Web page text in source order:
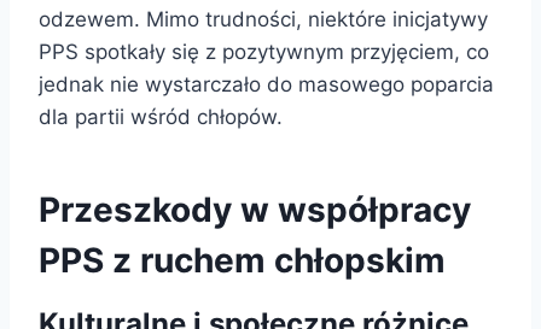
odzewem. Mimo trudności, niektóre inicjatywy
PPS spotkały się z pozytywnym przyjęciem, co
jednak nie wystarczało do masowego poparcia
dla partii wśród chłopów.
Przeszkody w współpracy
PPS z ruchem chłopskim